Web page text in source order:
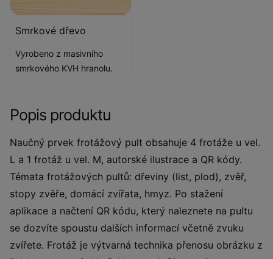
Smrkové dřevo
Vyrobeno z masivního
smrkového KVH hranolu.
Popis produktu
Naučný prvek frotážový pult obsahuje 4 frotáže u vel.
L a 1 frotáž u vel. M, autorské ilustrace a QR kódy.
Témata frotážových pultů: dřeviny (list, plod), zvěř,
stopy zvěře, domácí zvířata, hmyz. Po stažení
aplikace a načtení QR kódu, který naleznete na pultu
se dozvíte spoustu dalších informací včetně zvuku
zvířete. Frotáž je výtvarná technika přenosu obrázku z